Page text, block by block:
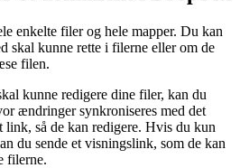
enkelte filer og hele mapper. Du kan
skal kunne rette i filerne eller om de
filen.
kunne redigere dine filer, kan du
ændringer synkroniseres med det
link, så de kan redigere. Hvis du kun
du sende et visningslink, som de kan
filerne.